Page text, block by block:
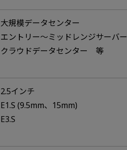
大規模データセンター
エントリー～ミッドレンジサーバー
クラウドデータセンター 等
2.5インチ
E1.S (9.5mm、15mm)
E3.S